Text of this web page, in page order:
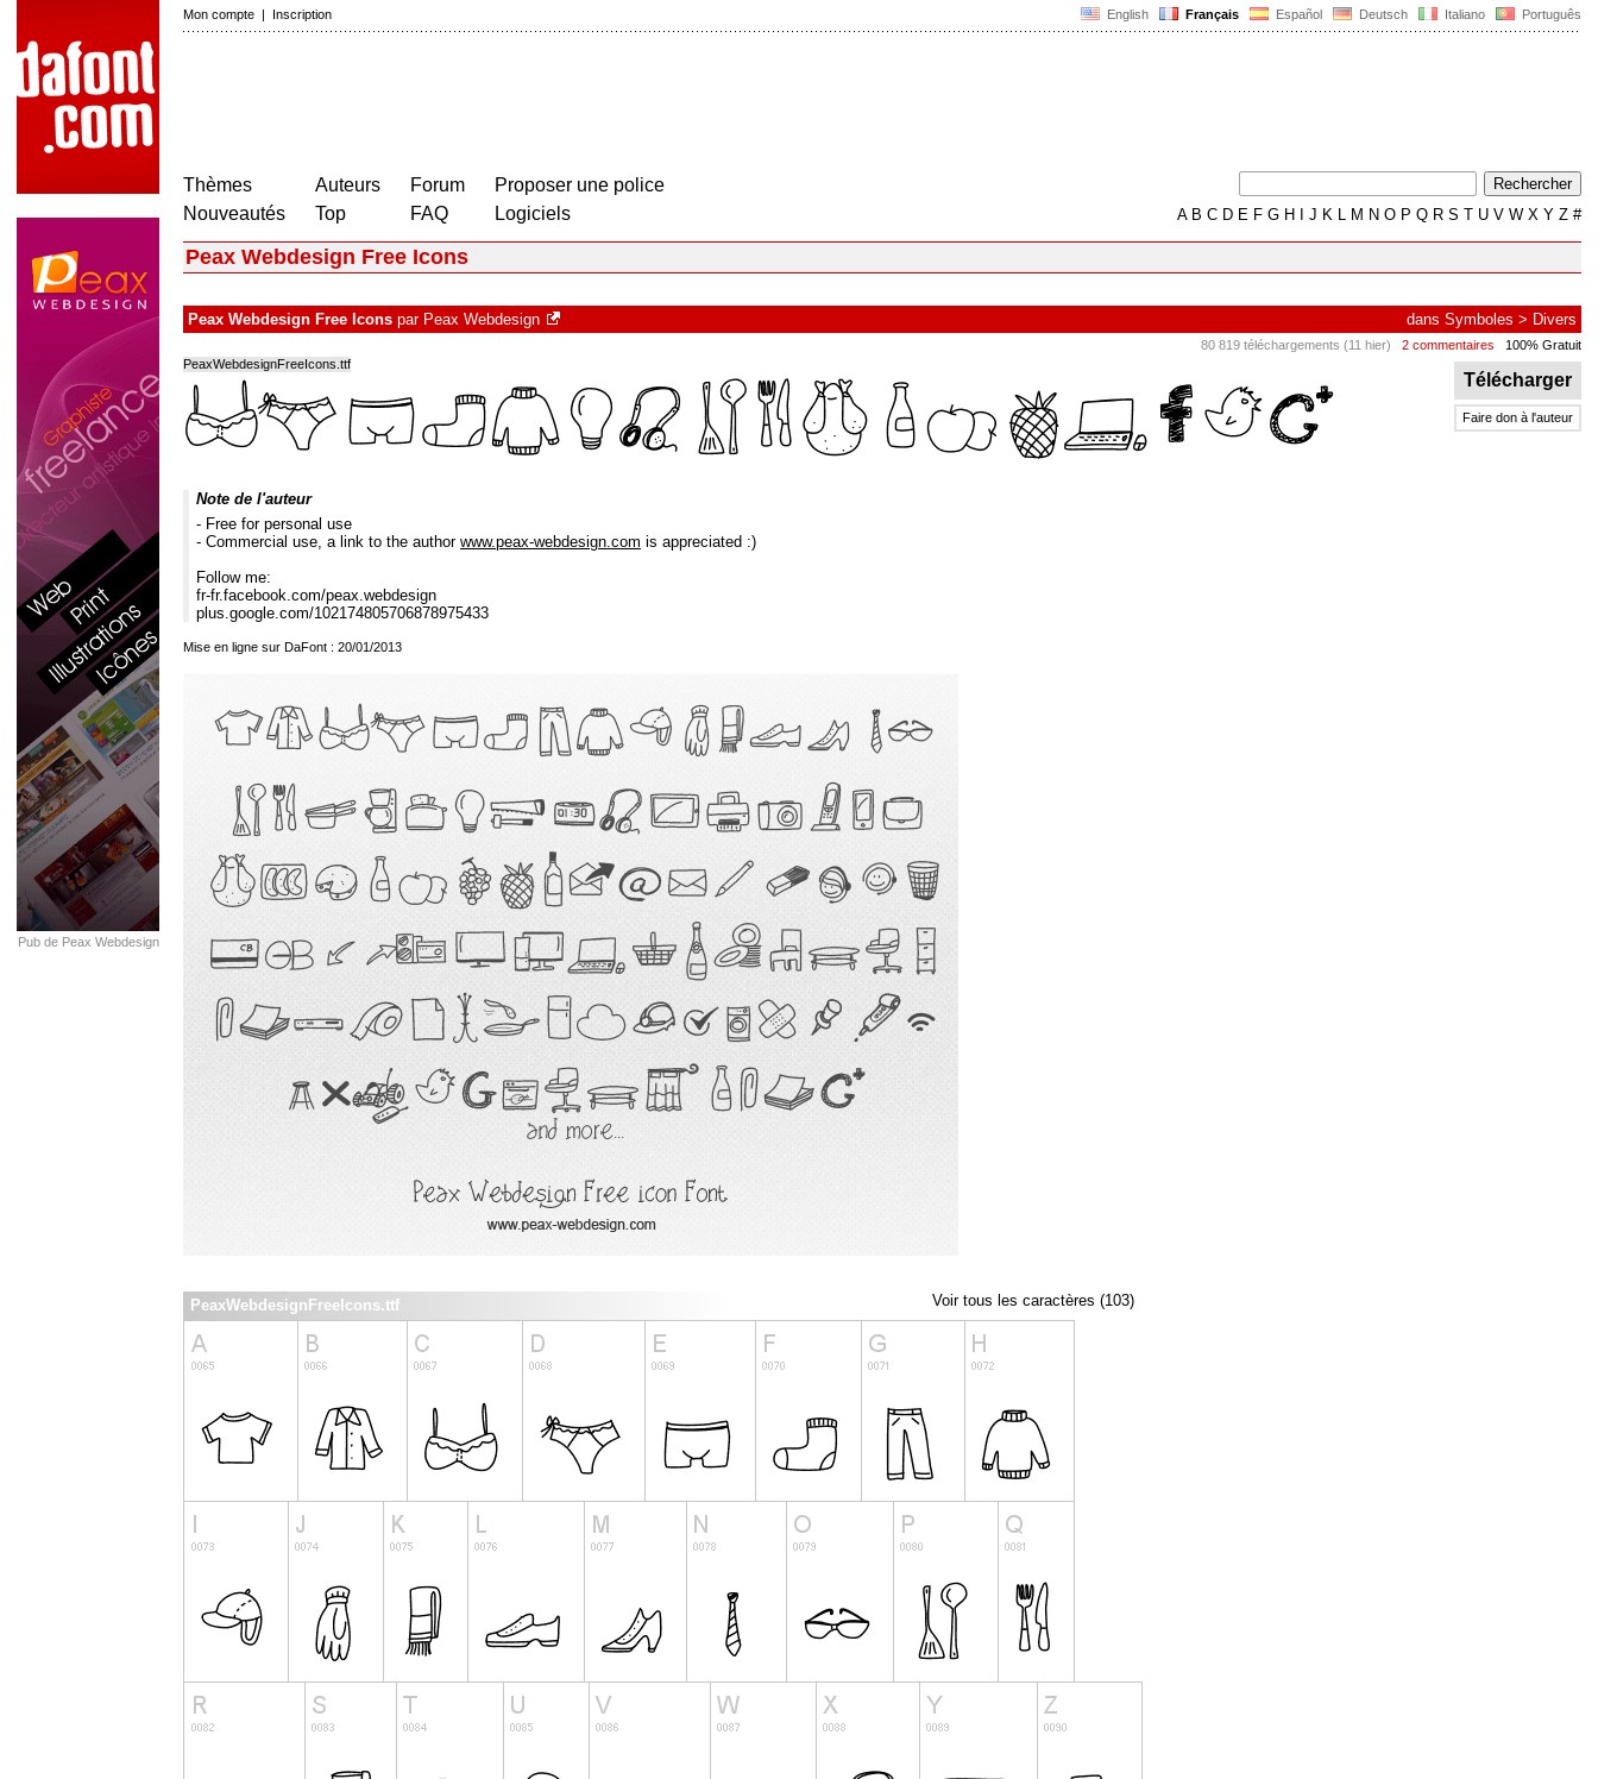
English Français Español Deutsch Italiano Português
Mon compte | Inscription
Thèmes
Nouveautés
Auteurs
Top
Forum
FAQ
Proposer une police
Logiciels
AB C D E F G H J K L M N O P Q R S T U V W X Y Z #
Pub de Peax Webdesign
Peax Webdesign Free Icons
Peax Webdesign Free Icons par Peax Webdesign dans Symboles > Divers
80 819 téléchargements (11 hier) 2 commentaires 100% Gratuit
Télécharger
Faire don à l'auteur
PeaxWebdesignFreeIcons.ttf
Note de l'auteur
- Free for personal use
- Commercial use, a link to the author www.peax-webdesign.com is appreciated :)
Follow me:
fr-fr.facebook.com/peax.webdesign
plus.google.com/102174805706878975433
Mise en ligne sur DaFont : 20/01/2013
Voir tous les caractères (103)
PeaxWebdesignFreeIcons.ttf